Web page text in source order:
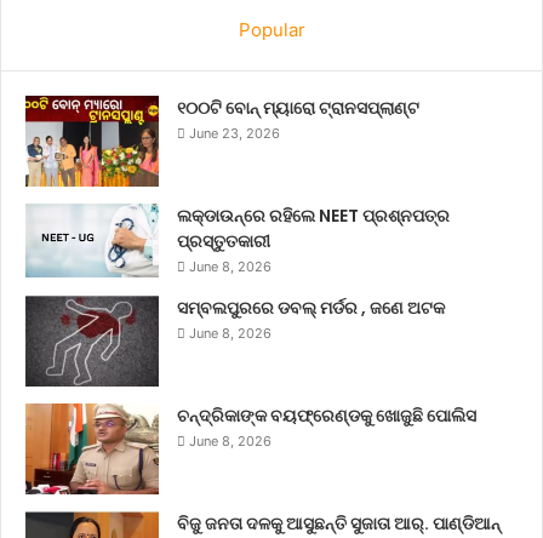
Popular
୧୦୦ଟି ବୋନ୍ ମ୍ୟାରୋ ଟ୍ରାନସପ୍ଲାଣ୍ଟ
June 23, 2026
ଲକ୍‌ଡାଉନ୍‌ରେ ରହିଲେ NEET ପ୍ରଶ୍ନପତ୍ର
ପ୍ରସ୍ତୁତକାରୀ
June 8, 2026
ସମ୍ବଲପୁରରେ ଡବଲ୍ ମର୍ଡର , ଜଣେ ଅଟକ
June 8, 2026
ଚନ୍ଦ୍ରିକାଙ୍କ ବୟଫ୍ରେଣ୍ଡକୁ ଖୋଜୁଛି ପୋଲିସ
June 8, 2026
ବିଜୁ ଜନତା ଦଳକୁ ଆସୁଛନ୍ତି ସୁଜାତା ଆର୍‌. ପାଣ୍ଡିଆନ୍